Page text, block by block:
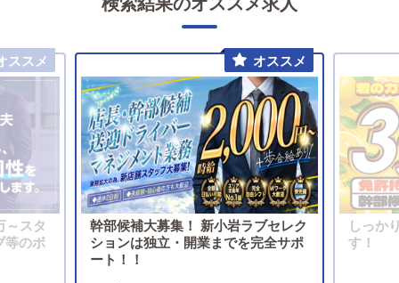
～スタ
等のボ
幹部候補大募集！ 新小岩ラブセレク
ションは独立・開業までを完全サポ
ート！！
しっか
す！